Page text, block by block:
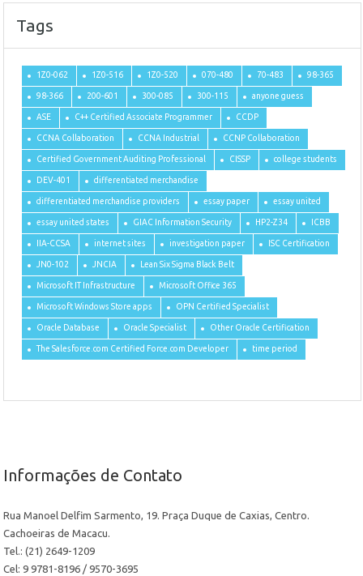
Tags
1Z0-062 1Z0-516 1Z0-520 070-480 70-483 98-365
98-366 200-601 300-085 300-115 anyone guess
ASE C++ Certified Associate Programmer CCDP
CCNA Collaboration CCNA Industrial CCNP Collaboration
Certified Government Auditing Professional CISSP college students
DEV-401 differentiated merchandise
differentiated merchandise providers essay paper essay united
essay united states GIAC Information Security HP2-Z34 ICBB
IIA-CCSA internet sites investigation paper ISC Certification
JN0-102 JNCIA Lean Six Sigma Black Belt
Microsoft IT Infrastructure Microsoft Office 365
Microsoft Windows Store apps OPN Certified Specialist
Oracle Database Oracle Specialist Other Oracle Certification
The Salesforce.com Certified Force.com Developer time period
Informações de Contato
Rua Manoel Delfim Sarmento, 19. Praça Duque de Caxias, Centro.
Cachoeiras de Macacu.
Tel.: (21) 2649-1209
Cel: 9 9781-8196 / 9570-3695